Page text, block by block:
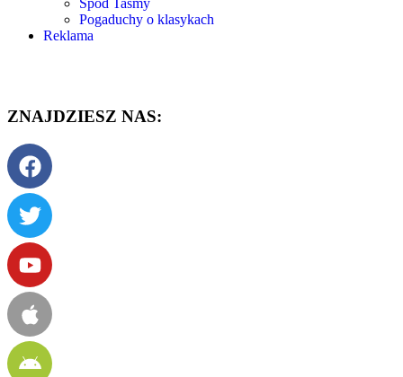
Pogaduchy o klasykach
Reklama
ZNAJDZIESZ NAS: